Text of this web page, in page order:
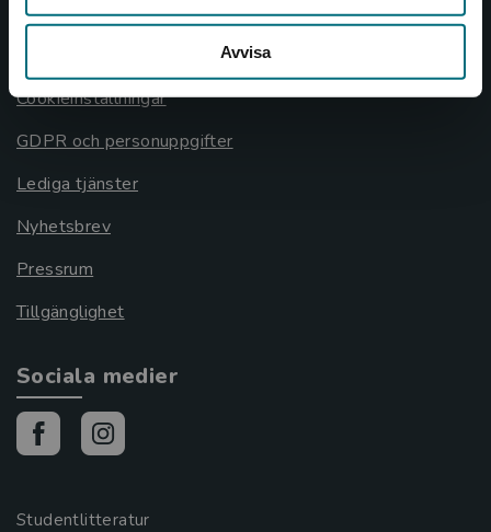
Avvisa
Om oss
Cookieinställningar
GDPR och personuppgifter
Lediga tjänster
Nyhetsbrev
Pressrum
Tillgänglighet
Sociala medier
Studentlitteratur